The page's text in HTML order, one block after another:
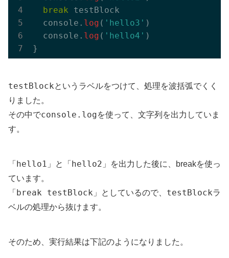
break testBlock
  console.
log ( 'hello3' )
  console.
log ( 'hello4' )
testBlockというラベルをつけて、処理を波括弧でくく
りました。
その中でconsole.logを使って、文字列を出力していま
す。
「 hello1 」と「 hello2 」を出力した後に、breakを使っ
ています。
「 break testBlock 」としているので、 testBlockラ
ベルの処理から抜けます。
そのため、実行結果は下記のようになりました。